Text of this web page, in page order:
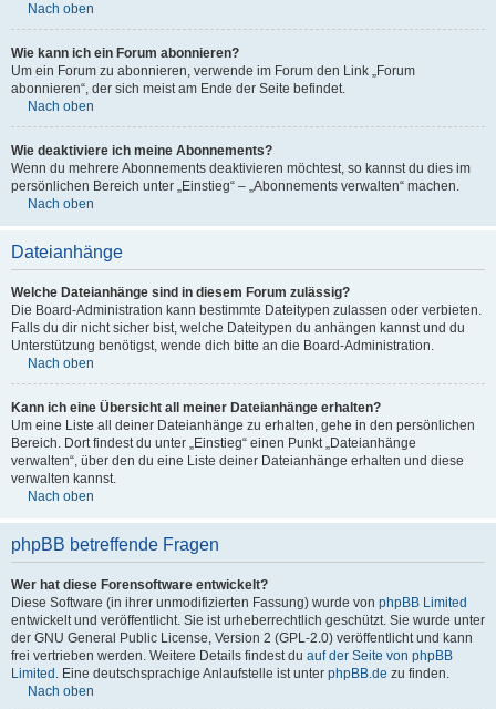
Nach oben
Wie kann ich ein Forum abonnieren?
Um ein Forum zu abonnieren, verwende im Forum den Link „Forum
abonnieren“, der sich meist am Ende der Seite befindet.
Nach oben
Wie deaktiviere ich meine Abonnements?
Wenn du mehrere Abonnements deaktivieren möchtest, so kannst du dies im
persönlichen Bereich unter „Einstieg“ – „Abonnements verwalten“ machen.
Nach oben
Dateianhänge
Welche Dateianhänge sind in diesem Forum zulässig?
Die Board-Administration kann bestimmte Dateitypen zulassen oder verbieten.
Falls du dir nicht sicher bist, welche Dateitypen du anhängen kannst und du
Unterstützung benötigst, wende dich bitte an die Board-Administration.
Nach oben
Kann ich eine Übersicht all meiner Dateianhänge erhalten?
Um eine Liste all deiner Dateianhänge zu erhalten, gehe in den persönlichen
Bereich. Dort findest du unter „Einstieg“ einen Punkt „Dateianhänge
verwalten“, über den du eine Liste deiner Dateianhänge erhalten und diese
verwalten kannst.
Nach oben
phpBB betreffende Fragen
Wer hat diese Forensoftware entwickelt?
Diese Software (in ihrer unmodifizierten Fassung) wurde von phpBB Limited
entwickelt und veröffentlicht. Sie ist urheberrechtlich geschützt. Sie wurde unter
der GNU General Public License, Version 2 (GPL-2.0) veröffentlicht und kann
frei vertrieben werden. Weitere Details findest du auf der Seite von phpBB
Limited . Eine deutschsprachige Anlaufstelle ist unter phpBB.de zu finden.
Nach oben